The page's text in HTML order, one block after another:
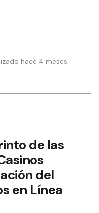
hace 4 meses
de las
del
en Línea